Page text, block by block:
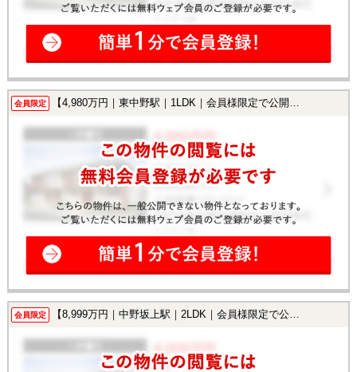
会員限定 【4,980万円｜東中野駅｜1LDK｜会員様限定で公開中！】
会員限定 【8,999万円｜中野坂上駅｜2LDK｜会員様限定で公開中！】